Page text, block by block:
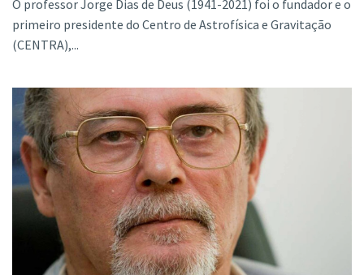
O professor Jorge Dias de Deus (1941-2021) foi o fundador e o
primeiro presidente do Centro de Astrofísica e Gravitação
(CENTRA),...